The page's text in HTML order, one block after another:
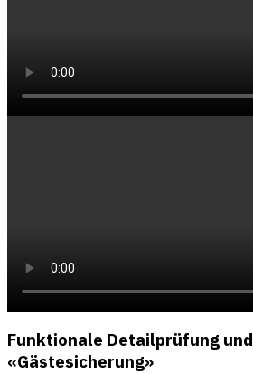
Funktionale Detailprüfung und
«Gästesicherung»